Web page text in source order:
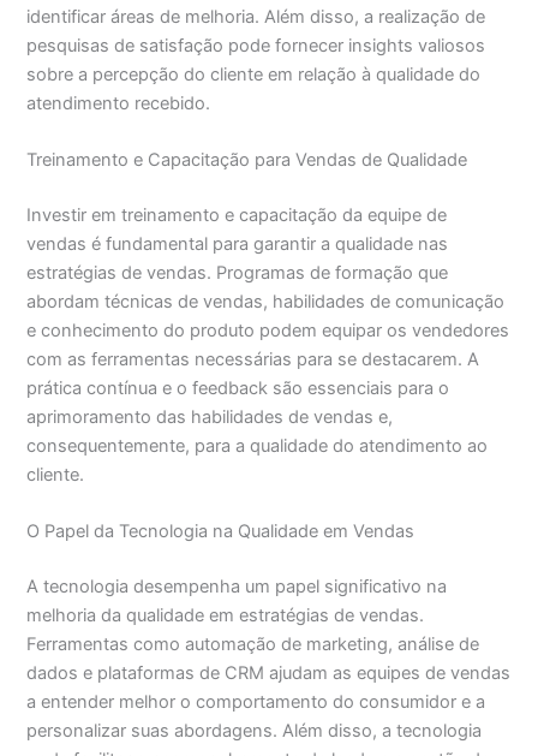
identificar áreas de melhoria. Além disso, a realização de
pesquisas de satisfação pode fornecer insights valiosos
sobre a percepção do cliente em relação à qualidade do
atendimento recebido.
Treinamento e Capacitação para Vendas de Qualidade
Investir em treinamento e capacitação da equipe de
vendas é fundamental para garantir a qualidade nas
estratégias de vendas. Programas de formação que
abordam técnicas de vendas, habilidades de comunicação
e conhecimento do produto podem equipar os vendedores
com as ferramentas necessárias para se destacarem. A
prática contínua e o feedback são essenciais para o
aprimoramento das habilidades de vendas e,
consequentemente, para a qualidade do atendimento ao
cliente.
O Papel da Tecnologia na Qualidade em Vendas
A tecnologia desempenha um papel significativo na
melhoria da qualidade em estratégias de vendas.
Ferramentas como automação de marketing, análise de
dados e plataformas de CRM ajudam as equipes de vendas
a entender melhor o comportamento do consumidor e a
personalizar suas abordagens. Além disso, a tecnologia